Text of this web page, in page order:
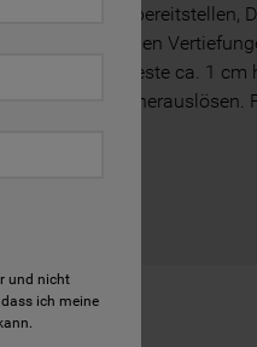
Silikonform bereitstellen,
in die einzelnen
Wachsreste ca. 1
dann vorsichtig herauslösen.
und nicht
ich meine